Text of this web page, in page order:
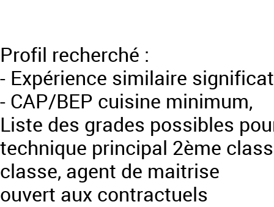
Profil recherché :
- Expérience similaire
- CAP/BEP cuisine minimum,
Liste des grades possibles
technique principal 2ème
classe, agent de maitrise
ouvert aux contractuels